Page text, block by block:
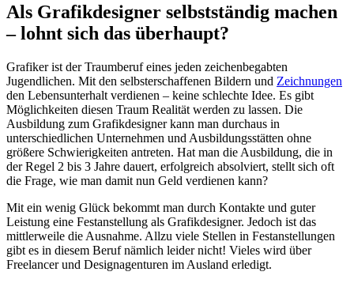
Als Grafikdesigner selbstständig machen
– lohnt sich das überhaupt?
Grafiker ist der Traumberuf eines jeden zeichenbegabten
Jugendlichen. Mit den selbsterschaffenen Bildern und Zeichnungen
den Lebensunterhalt verdienen – keine schlechte Idee. Es gibt
Möglichkeiten diesen Traum Realität werden zu lassen. Die
Ausbildung zum Grafikdesigner kann man durchaus in
unterschiedlichen Unternehmen und Ausbildungsstätten ohne
größere Schwierigkeiten antreten. Hat man die Ausbildung, die in
der Regel 2 bis 3 Jahre dauert, erfolgreich absolviert, stellt sich oft
die Frage, wie man damit nun Geld verdienen kann?
Mit ein wenig Glück bekommt man durch Kontakte und guter
Leistung eine Festanstellung als Grafikdesigner. Jedoch ist das
mittlerweile die Ausnahme. Allzu viele Stellen in Festanstellungen
gibt es in diesem Beruf nämlich leider nicht! Vieles wird über
Freelancer und Designagenturen im Ausland erledigt.